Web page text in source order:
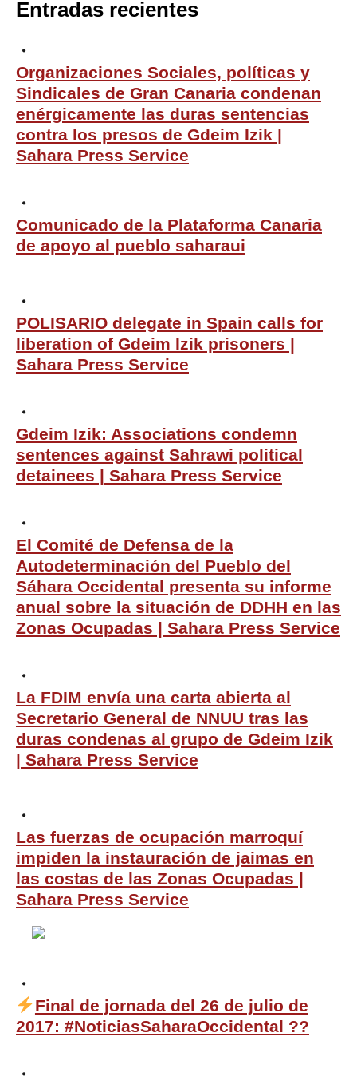
Entradas recientes
Organizaciones Sociales, políticas y
Sindicales de Gran Canaria condenan
enérgicamente las duras sentencias
contra los presos de Gdeim Izik |
Sahara Press Service
Comunicado de la Plataforma Canaria
de apoyo al pueblo saharaui
POLISARIO delegate in Spain calls for
liberation of Gdeim Izik prisoners |
Sahara Press Service
Gdeim Izik: Associations condemn
sentences against Sahrawi political
detainees | Sahara Press Service
El Comité de Defensa de la
Autodeterminación del Pueblo del
Sáhara Occidental presenta su informe
anual sobre la situación de DDHH en las
Zonas Ocupadas | Sahara Press Service
La FDIM envía una carta abierta al
Secretario General de NNUU tras las
duras condenas al grupo de Gdeim Izik
| Sahara Press Service
Las fuerzas de ocupación marroquí
impiden la instauración de jaimas en
las costas de las Zonas Ocupadas |
Sahara Press Service
Final de jornada del 26 de julio de
2017: #NoticiasSaharaOccidental ??